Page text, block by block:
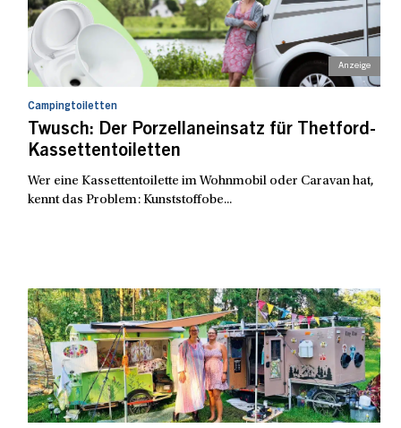
Campingtoiletten
Twusch: Der Porzellaneinsatz für Thetford-
Kassettentoiletten
Wer eine Kassettentoilette im Wohnmobil oder Caravan hat,
kennt das Problem: Kunststoffobe...